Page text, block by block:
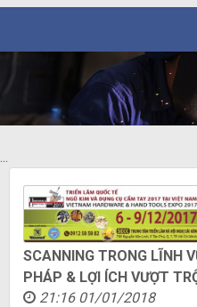
...
SCANNING TRONG LĨNH
PHÁP & LỢI ÍCH VƯỢT
21:16 01/01/2018